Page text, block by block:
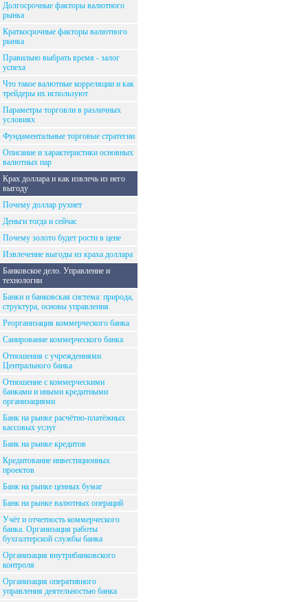
Долгосрочные факторы валютного
рынка
Краткосрочные факторы валютного
рынка
Правильно выбрать время - залог
успеха
Что такое валютные корреляции и как
трейдеры их используют
Параметры торговли в различных
условиях
Фундаментальные торговые стратегии
Описание и характеристики основных
валютных пар
Крах доллара и как извлечь из него
выгоду
Почему доллар рухнет
Деньги тогда и сейчас
Почему золото будет рости в цене
Извлечение выгоды из краха доллара
Банковское дело. Управление и
технологии
Банки и банковская система: природа,
структура, основы управления
Реорганизация коммерческого банка
Санирование коммерческого банка
Отношения с учреждениями
Центрального банка
Отношение с коммерческими
банками и иными кредитными
организациями
Банк на рынке расчётно-платёжных
кассовых услуг
Банк на рынке кредитов
Кредитование инвестиционных
проектов
Банк на рынке ценных бумаг
Банк на рынке валютных операций
Учёт и отчетность коммерческого
банка. Организация работы
бухгалтерской службы банка
Организация внутрибанковского
контроля
Организация оперативного
управления деятельностью банка